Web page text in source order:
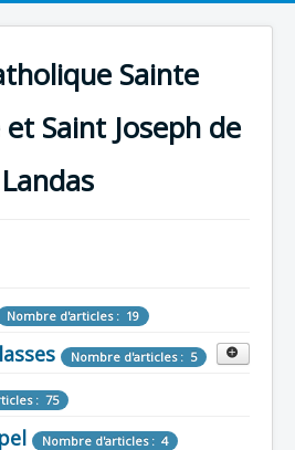
Sainte
Saint Joseph de
Landas
Nombre d'articles : 19
Nombre d'articles : 5
d'articles : 124
: 53
: 75
Nombre d'articles : 4